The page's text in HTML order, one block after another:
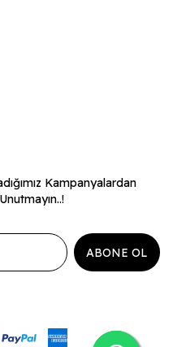
Kampanyalardan
ABONE OL